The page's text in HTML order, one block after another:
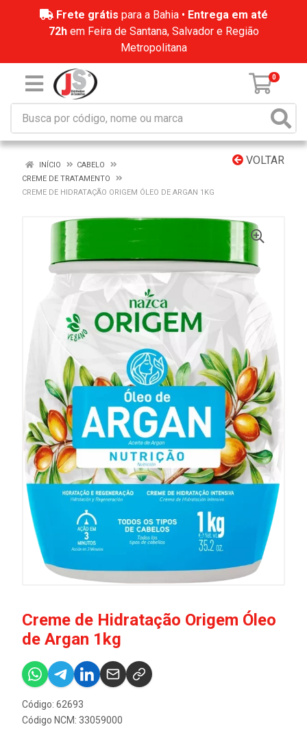
Frete grátis para a Bahia • Entrega em até
72hem Feira de Santana, Salvador e Região
Metropolitana
0
VOLTAR
INÍCIO
CABELO
CREME DE TRATAMENTO
CREME DE HIDRATAÇÃO ORIGEM ÓLEO DE ARGAN 1KG
Creme de Hidratação Origem Óleo
de Argan 1kg
Código: 62693
Código NCM: 33059000